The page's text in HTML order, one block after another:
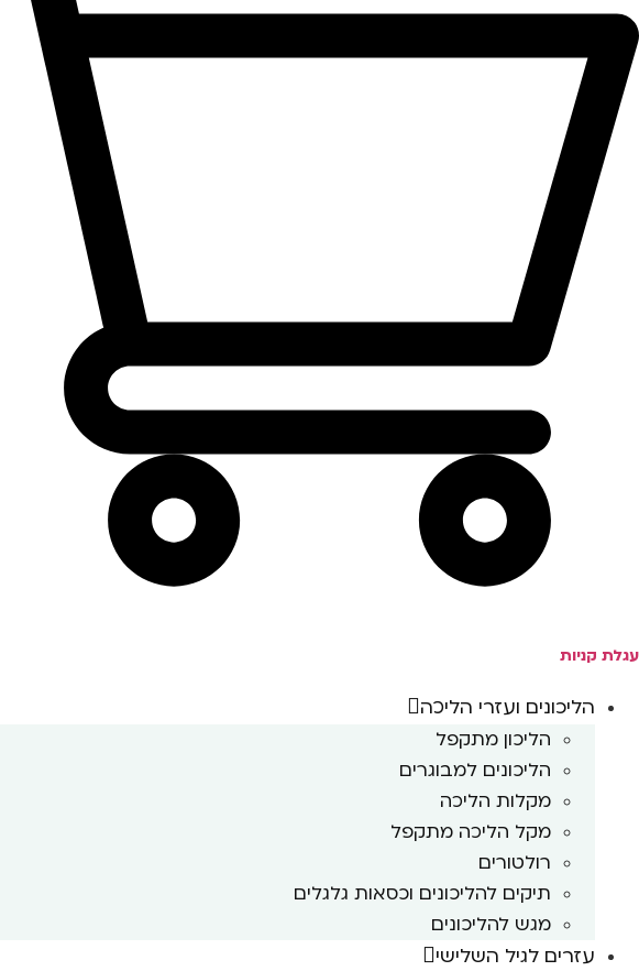
עגלת קניות
הליכונים ועזרי הליכה
הליכון מתקפל
הליכונים למבוגרים
מקלות הליכה
מקל הליכה מתקפל
רולטורים
תיקים להליכונים וכסאות גלגלים
מגש להליכונים
עזרים לגיל השלישי